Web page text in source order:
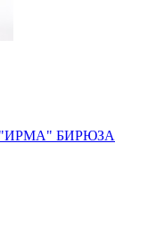
"ИРМА" БИРЮЗА